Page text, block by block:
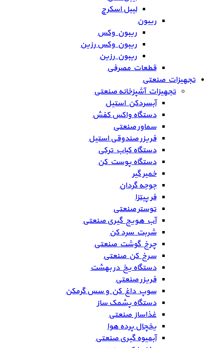
لیبل اسکرچ
ریبون
ریبون وکس
ریبون وکس رزین
ریبون رزین
قطعات مصرفی
تجهیزات صنعتی
تجهیزات آشپزخانه صنعتی
آبسردکن استیل
دستگاه واکس کفش
سماور صنعتی
فریزر صندوقی استیل
دستگاه کباب ترکی
دستگاه پوست کن
خمیر گیر
جوجه گردان
فر پیتزا
توستر صنعتی
آب هویج گیری صنعتی
شربت سرد کن
چرخ گوشت صنعتی
سرخ کن صنعتی
دستگاه یخ در بهشت
فریزر صنعتی
سوپ داغ کن و سس گرمکن
دستگاه پشمک ساز
غذاساز صنعتی
یخچال پرده هوا
آبمیوه گیری صنعتی